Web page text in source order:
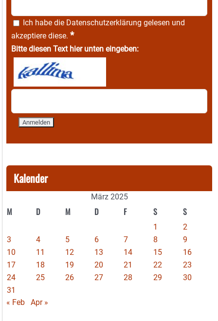
Ich habe die Datenschutzerklärung gelesen und
akzeptiere diese. *
Bitte diesen Text hier unten eingeben:
Kalender
März 2025
M D M D F S S
1
2
3
4 5 6 7 8
9
10
11 12 13 14 15
16
17
18 19 20 21 22
23
24
25 26 27 28 29
30
31
« Feb
Apr »